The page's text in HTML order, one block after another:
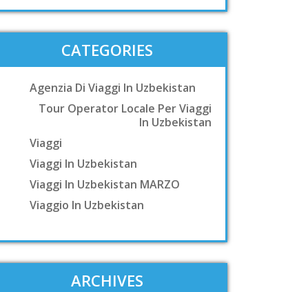
CATEGORIES
Agenzia Di Viaggi In Uzbekistan
Tour Operator Locale Per Viaggi
In Uzbekistan
Viaggi
Viaggi In Uzbekistan
Viaggi In Uzbekistan MARZO
Viaggio In Uzbekistan
ARCHIVES